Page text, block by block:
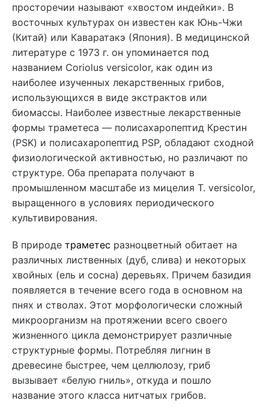
просторечии называют «хвостом индейки». В
восточных культурах он известен как Юнь-Чжи
(Китай) или Каваратакэ (Япония). В медицинской
литературе с 1973 г. он упоминается под
названием Coriolus versicolor, как один из
наиболее изученных лекарственных грибов,
использующихся в виде экстрактов или
биомассы. Наиболее известные лекарственные
формы траметеса — полисахаропептид Крестин
(PSK) и полисахаропептид PSP, обладают сходной
физиологической активностью, но различают по
структуре. Оба препарата получают в
промышленном масштабе из мицелия T. versicolor,
выращенного в условиях периодического
культивирования.
В природе траметес разноцветный обитает на
различных лиственных (дуб, слива) и некоторых
хвойных (ель и сосна) деревьях. Причем базидия
появляется в течение всего года в основном на
пнях и стволах. Этот морфологически сложный
микроорганизм на протяжении всего своего
жизненного цикла демонстрирует различные
структурные формы. Потребляя лигнин в
древесине быстрее, чем целлюлозу, гриб
вызывает «белую гниль», откуда и пошло
название этого класса нитчатых грибов.